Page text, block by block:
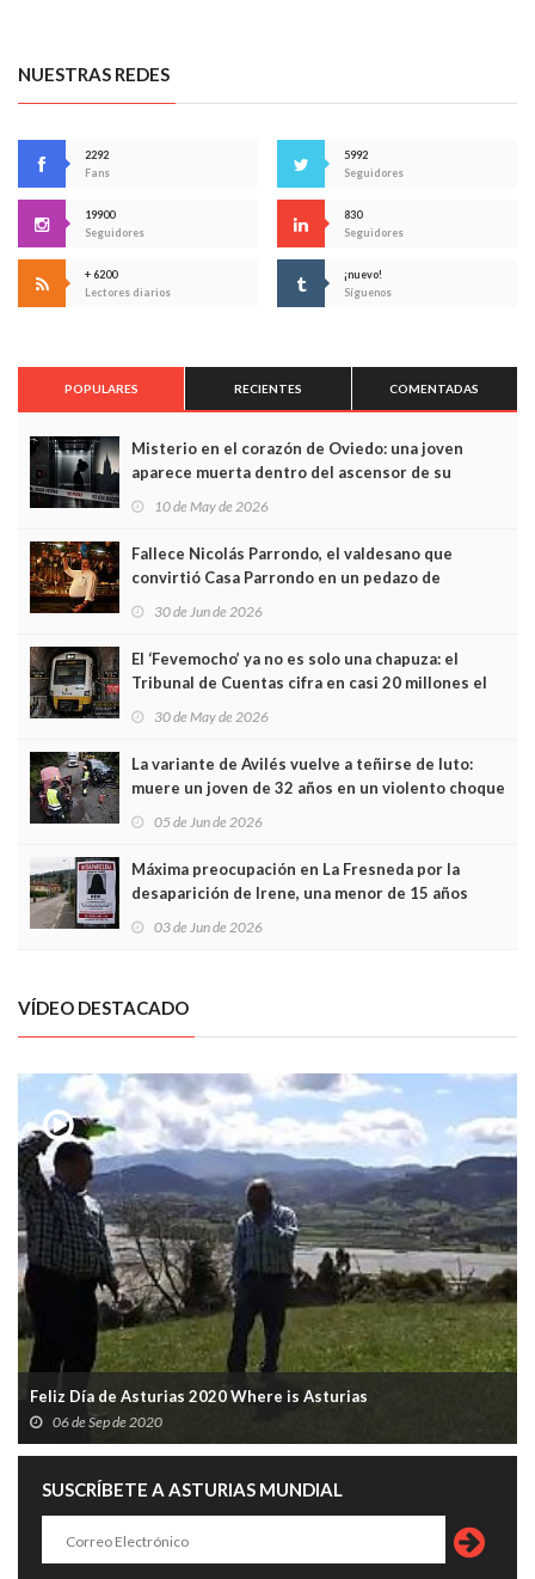
NUESTRAS REDES
2292
Fans
5992
Seguidores
19900
Seguidores
830
Seguidores
+ 6200
Lectores diarios
¡nuevo!
Síguenos
POPULARES RECIENTES COMENTADAS
Misterio en el corazón de Oviedo: una joven
aparece muerta dentro del ascensor de su
edificio y las cámaras captan sus últimos minutos
10 de May de 2026
Fallece Nicolás Parrondo, el valdesano que
convirtió Casa Parrondo en un pedazo de
Asturias en Madrid
30 de Jun de 2026
El ‘Fevemocho’ ya no es solo una chapuza: el
Tribunal de Cuentas cifra en casi 20 millones el
sobrecoste de los trenes que no cabían por los
30 de May de 2026
La variante de Avilés vuelve a teñirse de luto:
muere un joven de 32 años en un violento choque
frontal
05 de Jun de 2026
Máxima preocupación en La Fresneda por la
desaparición de Irene, una menor de 15 años
03 de Jun de 2026
VÍDEO DESTACADO
Feliz Día de Asturias 2020 Where is Asturias
06 de Sep de 2020
SUSCRÍBETE A ASTURIAS MUNDIAL